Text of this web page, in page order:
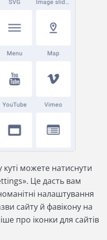
можете натиснути
Це дасть вам
налаштування
сайту й фавікону на
про іконки для сайтів